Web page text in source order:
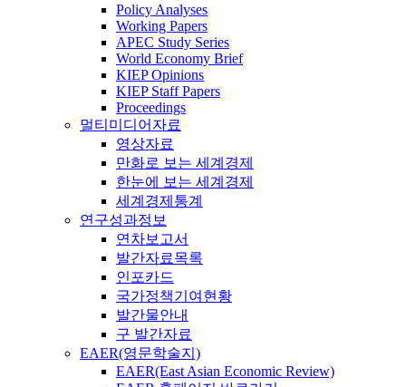
Policy Analyses
Working Papers
APEC Study Series
World Economy Brief
KIEP Opinions
KIEP Staff Papers
Proceedings
멀티미디어자료
영상자료
만화로 보는 세계경제
한눈에 보는 세계경제
세계경제통계
연구성과정보
연차보고서
발간자료목록
인포카드
국가정책기여현황
발간물안내
구 발간자료
EAER(영문학술지)
EAER(East Asian Economic Review)